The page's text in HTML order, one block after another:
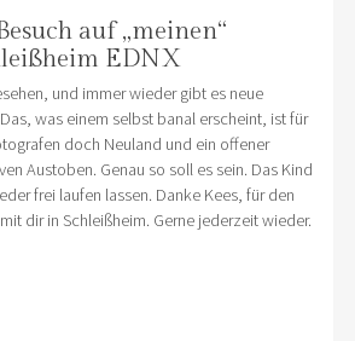
auf „meinen“
EDNX
und immer wieder gibt es neue
was einem selbst banal erscheint, ist für
doch Neuland und ein offener
Austoben. Genau so soll es sein. Das Kind
frei laufen lassen. Danke Kees, für den
dir in Schleißheim. Gerne jederzeit wieder.